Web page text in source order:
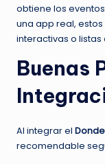
obtiene los
una app real,
interactivas o
Buenas
Al integrar el
recomendable